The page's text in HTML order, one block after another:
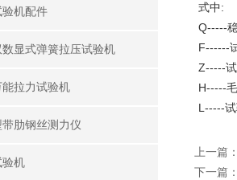
机配件
显式弹簧拉压试验机
能拉力试验机
带肋钢丝测力仪
验机
式中:
Q-----
F------
Z-----
H-----
L-----
上一篇
下一篇